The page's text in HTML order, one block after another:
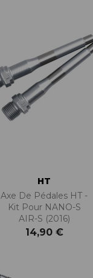
HT
Axe De Pédales HT -
Kit Pour NANO-S
AIR-S (2016)
14,90 €